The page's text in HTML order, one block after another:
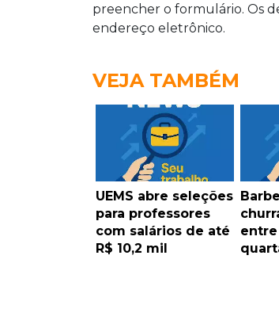
preencher o formulário. Os
endereço eletrônico.
VEJA TAMBÉM
UEMS abre seleções
para professores
com salários de até
R$ 10,2 mil